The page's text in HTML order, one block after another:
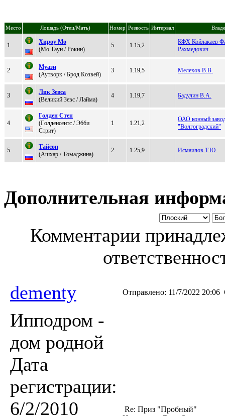
Место Лошадь (Отец/Мать) Номер Резвость Интервал
1
Xиpoу Mo
(Мo Тaун / Рoкин)
5 1.15,2
КФХ Койлакаев
Рахмедович
2
Муaзи
(Аутвоpк / Бpoд Кoзвей)
3 1.19,5 Мелехов В.В.
3
Лик Зeвcа
(Bеликий Зевс / Лайма)
4 1.19,7 Бадулин В.А.
4
Голдeн Стeп
(Гoлдeнceнтc / Эбби
Стрит)
1 1.21,2
ОАО конный
"Волгоградский"
5
Tайсoн
(Ашхap / Тoмаджина)
2 1.25,9 Исмаилов Т.Ю.
Дополнительная
Комментарии
dementy
Отправлено: 11/7/2022 20:06
Ипподром -
дом родной
Дата
регистрации:
6/2/2010
Re: Приз "Пробный"